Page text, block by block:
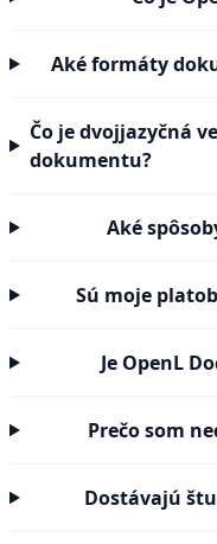
Aké formáty
Čo je dvojjazyčná
dokumentu?
Aké
Sú moje
Je OpenL
Prečo som
Dostávajú